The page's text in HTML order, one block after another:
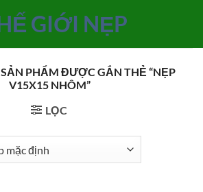
SẢN PHẨM ĐƯỢC GẮN THẺ “NẸP
V15X15 NHÔM”
LỌC